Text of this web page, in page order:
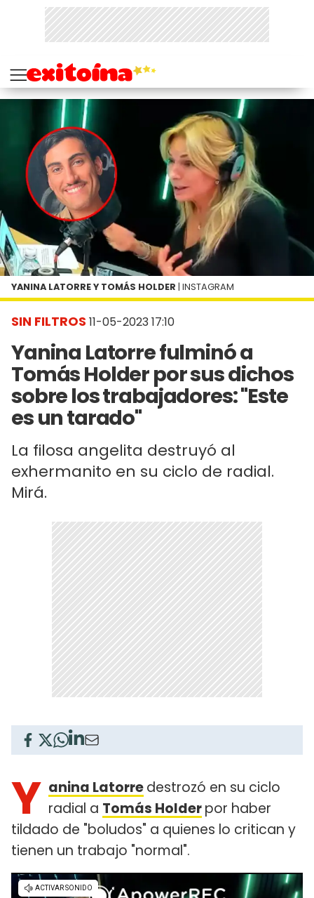
SIN FILTROS 11-05-2023 17:10
Yanina Latorre fulminó a
Tomás Holder por sus dichos
sobre los trabajadores: "Este
es un tarado"
La filosa angelita destruyó al
exhermanito en su ciclo de radial.
Mirá.
YANINA LATORRE Y TOMÁS HOLDER | INSTAGRAM
Y anina Latorredestrozó en su ciclo
radial a Tomás Holderpor haber
tildado de "boludos" a quienes lo critican y
tienen un trabajo "normal".